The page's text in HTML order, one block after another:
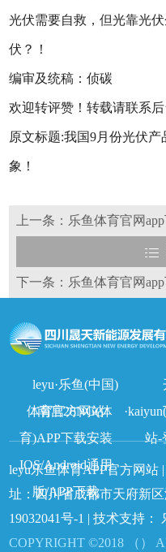
光伏需要自救，但光靠光
伏？！
编审及统稿：侦碳
欢迎转评赞！转载请联系后
原文标题:我国9月份光伏
象！
leyu·乐鱼(中国)
体育官方网站
站-
南宫28NG(体
育)APP下载安装
IOS/Android通用
版/APP下载
leyu乐鱼体育APP官方网站
址：四川省成都市天府新
19032041号-1 | 技术支持：
COPYRIGHT ©2018 （）